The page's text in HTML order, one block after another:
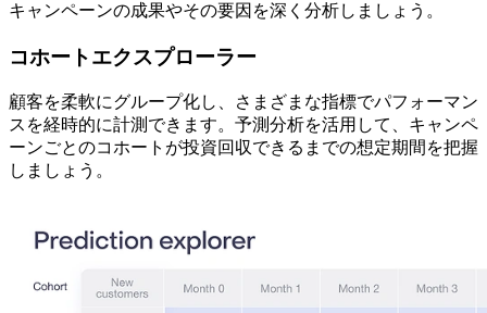
キャンペーンの成果やその要因を深く分析しましょう。
コホートエクスプローラー
顧客を柔軟にグループ化し、さまざまな指標でパフォーマン
スを経時的に計測できます。予測分析を活用して、キャンペ
ーンごとのコホートが投資回収できるまでの想定期間を把握
しましょう。